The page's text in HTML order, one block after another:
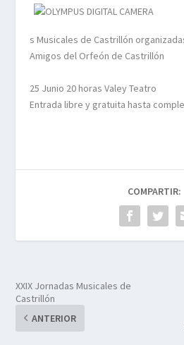
s Musicales de Castrillón
Amigos del Orfeón de Castrillón
25 Junio 20 horas Valey Teatro
Entrada libre y gratuita hasta
COMPARTIR:
XXIX Jornadas Musicales de
Castrillón
ANTERIOR